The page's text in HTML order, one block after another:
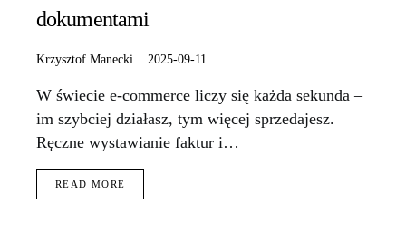
dokumentami
Krzysztof Manecki 2025-09-11
W świecie e-commerce liczy się każda sekunda –
im szybciej działasz, tym więcej sprzedajesz.
Ręczne wystawianie faktur i…
READ MORE